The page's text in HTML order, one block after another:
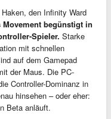
den Infinity Ward
Movement begünstigt in
Spieler. Starke
mit schnellen
auf dem Gamepad
der Maus. Die PC-
Controller-Dominanz in
hinsehen – oder eher:
Beta anläuft.